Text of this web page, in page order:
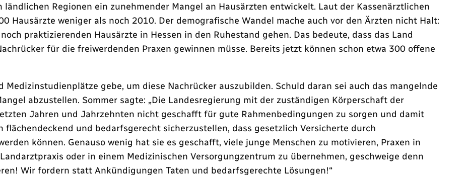
Regionen ein zunehmender Mangel an Hausärzten entwickelt. Laut der Kassenärztlichen
Hausärzte weniger als noch 2010. Der demografische Wandel mache auch vor den Ärzten nicht Halt:
praktizierenden Hausärzte in Hessen in den Ruhestand gehen. Das bedeute, dass das Land
für die freiwerdenden Praxen gewinnen müsse. Bereits jetzt können schon etwa 300 offene
Medizinstudienplätze gebe, um diese Nachrücker auszubilden. Schuld daran sei auch das mangelnde
abzustellen. Sommer sagte: „Die Landesregierung mit der zuständigen Körperschaft der
Jahren und Jahrzehnten nicht geschafft für gute Rahmenbedingungen zu sorgen und damit
und bedarfsgerecht sicherzustellen, dass gesetzlich Versicherte durch
können. Genauso wenig hat sie es geschafft, viele junge Menschen zu motivieren, Praxen in
oder in einem Medizinischen Versorgungzentrum zu übernehmen, geschweige denn
Wir fordern statt Ankündigungen Taten und bedarfsgerechte Lösungen!“